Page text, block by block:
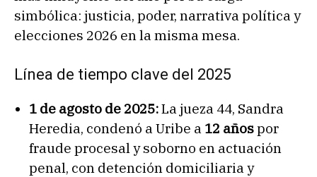
simbólica: justicia, poder, narrativa política y
elecciones 2026 en la misma mesa.
Línea de tiempo clave del 2025
1 de agosto de 2025:La jueza 44, Sandra
Heredia, condenó a Uribe a 12 añospor
fraude procesal y soborno en actuación
penal, con detención domiciliaria y